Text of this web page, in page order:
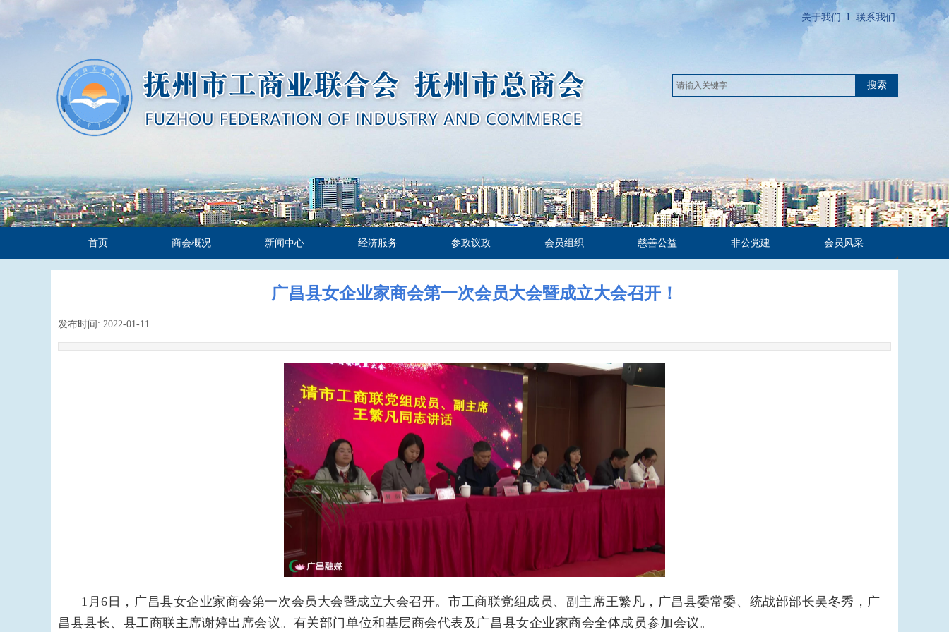
关于我们 I 联系我们
搜索
首页 商会概况 新闻中心 经济服务 参政议政 会员组织 慈善公益 非公党建 会员风采
广昌县女企业家商会第一次会员大会暨成立大会召开！
发布时间: 2022-01-11
1月6日，广昌县女企业家商会第一次会员大会暨成立大会召开。市工商联党组成员、副主席王繁凡， 广昌县委常委、统战部部长吴冬秀， 广
昌县县长、县工商联主席谢婷出席会议。有关部门单位和基层商会代表及 广昌县女企业家商会全体成员参加会议。